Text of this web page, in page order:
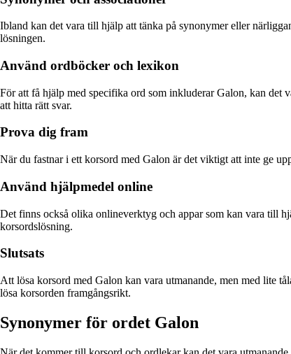
Ibland kan det vara till hjälp att tänka på synonymer eller
lösningen.
Använd ordböcker och lexikon
För att få hjälp med specifika ord som inkluderar Galon, kan det
att hitta rätt svar.
Prova dig fram
När du fastnar i ett korsord med Galon är det viktigt att inte ge
Använd hjälpmedel online
Det finns också olika onlineverktyg och appar som kan vara till
korsordslösning.
Slutsats
Att lösa korsord med Galon kan vara utmanande, men med lite
lösa korsorden framgångsrikt.
Synonymer för ordet Galon